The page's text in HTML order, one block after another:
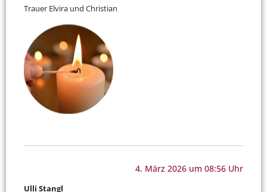
Trauer Elvira und Christian
4. März 2026 um 08:56 Uhr
Ulli Stangl